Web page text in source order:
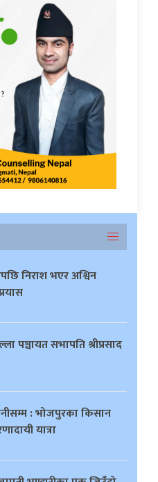
निराश भएर अश्विन
पञ्चायत सभापति श्रीप्रसाद
: भोजपुरका किसान
यात्रा